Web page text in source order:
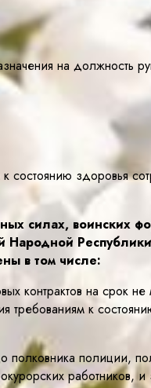
на должность
здоровья
силах, воинских
Народной
в том числе:
контрактов на срок
к
полиции,
работников, и